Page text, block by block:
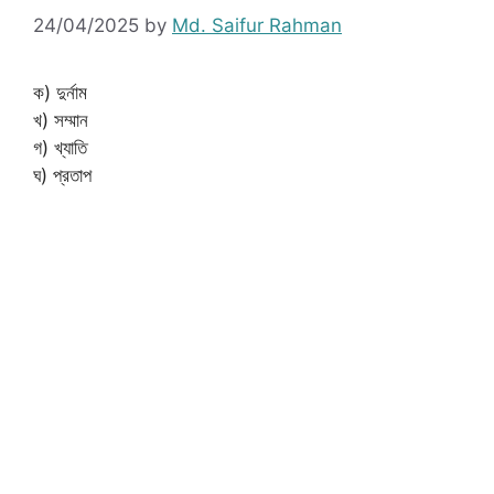
24/04/2025 by Md. Saifur Rahman
ক) দুর্নাম
খ) সম্মান
গ) খ্যাতি
ঘ) প্রতাপ